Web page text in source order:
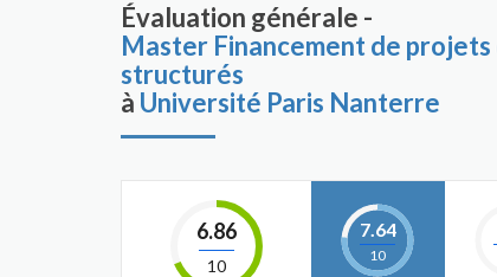
Évaluation générale -
Master Financement de
structurés
à Université Paris Nanterre
6.86
10
7.64
10